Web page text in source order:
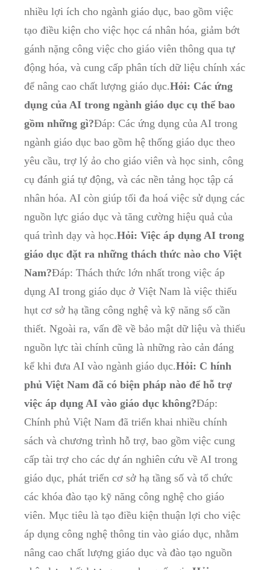
nhiều lợi ích cho ngành giáo dục, bao gồm việc
tạo điều kiện cho việc học cá nhân hóa, giảm bớt
gánh nặng công việc cho giáo viên thông qua tự
động hóa, và cung cấp phân tích dữ liệu chính xác
để nâng cao chất lượng giáo dục.Hỏi: Các ứng
dụng của AI trong ngành giáo dục cụ thể bao
gồm những gì?Đáp: Các ứng dụng của AI trong
ngành giáo dục bao gồm hệ thống giáo dục theo
yêu cầu, trợ lý ảo cho giáo viên và học sinh, công
cụ đánh giá tự động, và các nền tảng học tập cá
nhân hóa. AI còn giúp tối đa hoá việc sử dụng các
nguồn lực giáo dục và tăng cường hiệu quả của
quá trình dạy và học.Hỏi: Việc áp dụng AI trong
giáo dục đặt ra những thách thức nào cho Việt
Nam?Đáp: Thách thức lớn nhất trong việc áp
dụng AI trong giáo dục ở Việt Nam là việc thiếu
hụt cơ sở hạ tầng công nghệ và kỹ năng số cần
thiết. Ngoài ra, vấn đề về bảo mật dữ liệu và thiếu
nguồn lực tài chính cũng là những rào cản đáng
kể khi đưa AI vào ngành giáo dục.Hỏi: C hính
phủ Việt Nam đã có biện pháp nào để hỗ trợ
việc áp dụng AI vào giáo dục không?Đáp:
Chính phủ Việt Nam đã triển khai nhiều chính
sách và chương trình hỗ trợ, bao gồm việc cung
cấp tài trợ cho các dự án nghiên cứu về AI trong
giáo dục, phát triển cơ sở hạ tầng số và tổ chức
các khóa đào tạo kỹ năng công nghệ cho giáo
viên. Mục tiêu là tạo điều kiện thuận lợi cho việc
áp dụng công nghệ thông tin vào giáo dục, nhằm
nâng cao chất lượng giáo dục và đào tạo nguồn